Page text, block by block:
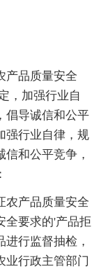
产品质量安全
，加强行业自
倡导诚信和公平
强行业自律，规
和公平竞争，
农产品质量安全
全要求的'产品拒
行监督抽检，
业行政主管部门